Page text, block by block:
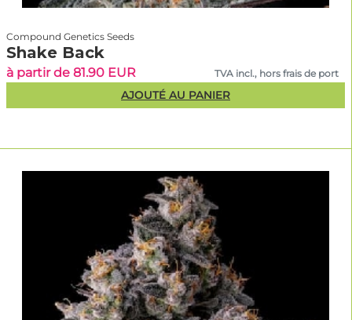
Compound Genetics Seeds
Shake Back
à partir de 81.90 EUR TVA incl., hors frais de port
AJOUTÉ AU PANIER